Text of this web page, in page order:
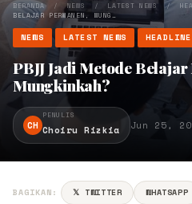
BERANDA/NEWS / LATEST NEWS/
BELAJAR PERMANEN, MUNG…
NEWS LATEST NEWS HEADLINE
PBJJ Jadi Metode
Mungkinkah?
CH
PENULIS
Choiru Rizkia Jun 25,
BAGIKAN: 𝕏 TWITTER WHATSAPP